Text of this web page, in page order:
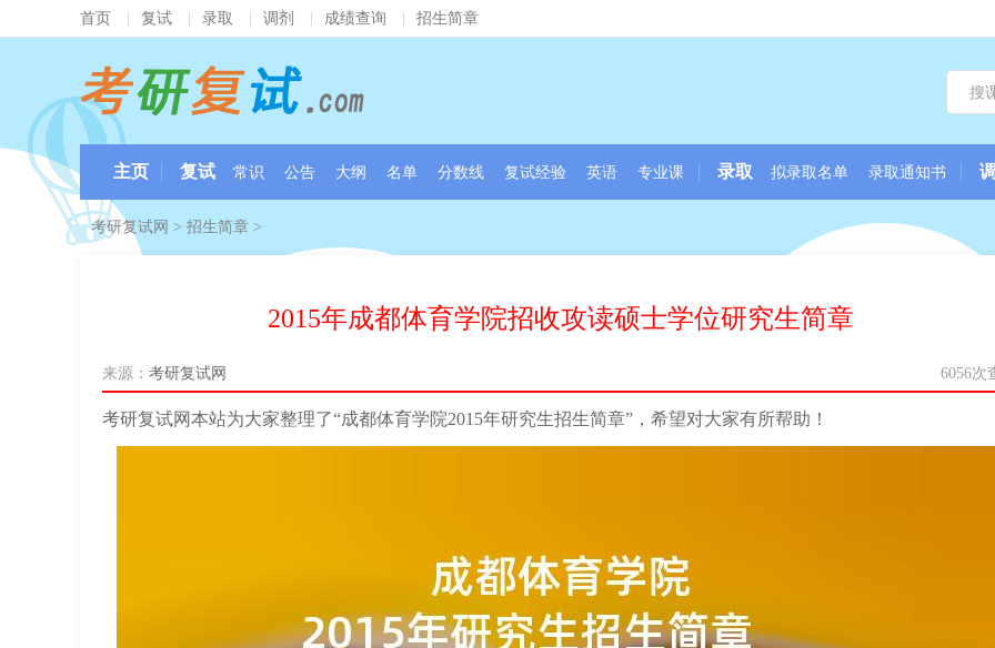
首页 复试 录取 调剂 成绩查询 招生简章
主页 复试 常识 公告 大纲 名单 分数线 复试经验 英语 专业课 录取 拟录取名单 录取通知书
考研复试网 > 招生简章 >
2015年成都体育学院招收攻读硕士学位研究生简章
来源： 考研复试网 6056次
考研复试网本站为大家整理了“成都体育学院2015年研究生招生简章”，希望对大家有所帮助！